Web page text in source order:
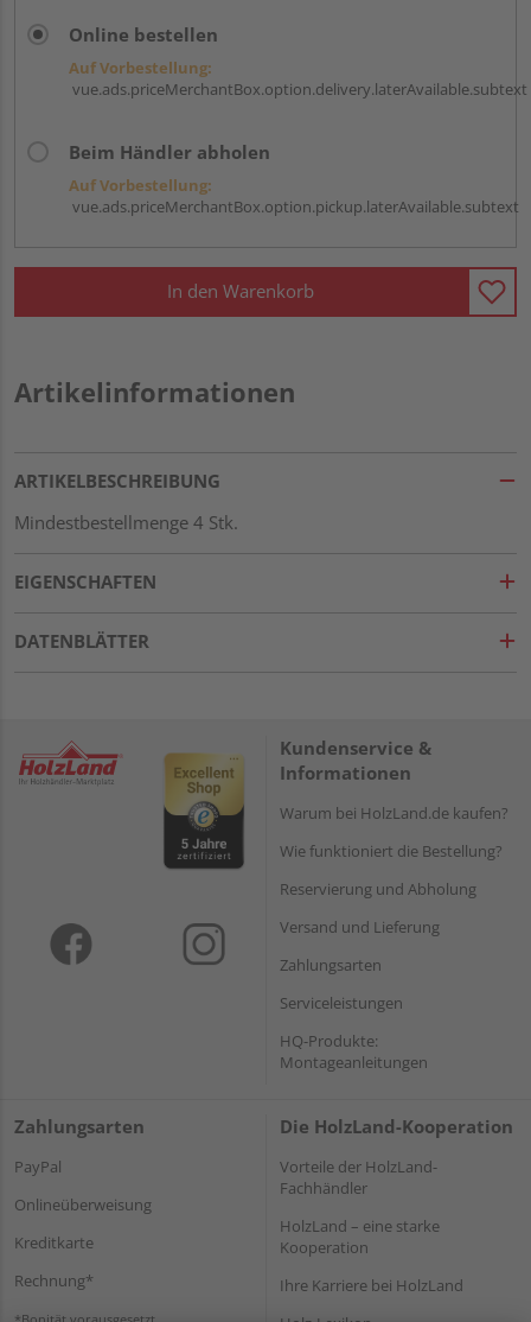
Online bestellen
Auf Vorbestellung:
vue.ads.priceMerchantBox.option.delivery.laterAvailable.subtext
Beim Händler abholen
Auf Vorbestellung:
vue.ads.priceMerchantBox.option.pickup.laterAvailable.subtext
In den Warenkorb
Artikelinformationen
ARTIKELBESCHREIBUNG
Mindestbestellmenge 4 Stk.
EIGENSCHAFTEN
DATENBLÄTTER
Kundenservice &
Informationen
Warum bei HolzLand.de kaufen?
Wie funktioniert die Bestellung?
Reservierung und Abholung
Versand und Lieferung
Zahlungsarten
Serviceleistungen
HQ-Produkte:
Montageanleitungen
Zahlungsarten
PayPal
Onlineüberweisung
Kreditkarte
Rechnung*
Die HolzLand-Kooperation
Vorteile der HolzLand-
Fachhändler
HolzLand – eine starke
Kooperation
Ihre Karriere bei HolzLand